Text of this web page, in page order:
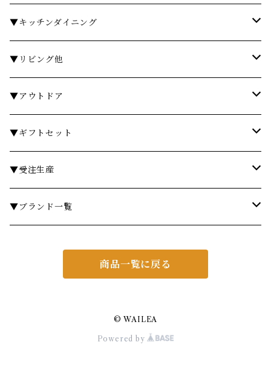
バスローブ
石鹸・ボディソープ
入浴剤・バスソルト
ディスペンサー・ソープディッシュ
ボディケア
衣類ケア
ギフトセット・セット
石鹸・ハンドウォッシュ
ディスペンサー・ソープディッシュ
歯ブラシスタンド・タンブラー
ハンドクリーム
ランドリーバスケット
ミラー
▼キッチンダイニング
お皿・プレート
グラス・コップ
カトラリー
箸・箸置き
ランチョンマット・コースター
キッチンツール
▼リビング他
フレグランス
フレグランスランプ
リードディフューザー
時計
キャンドル
フラワーベース
ティッシュケース
▼アウトドア
テーブル
椅子・スツール
その他
▼ギフトセット
￥3,000～
￥5,000～
▼受注生産
テーブル
▼ブランド一覧
あやせものづくり研究会
商品一覧に戻る
© WAILEA
Powered by